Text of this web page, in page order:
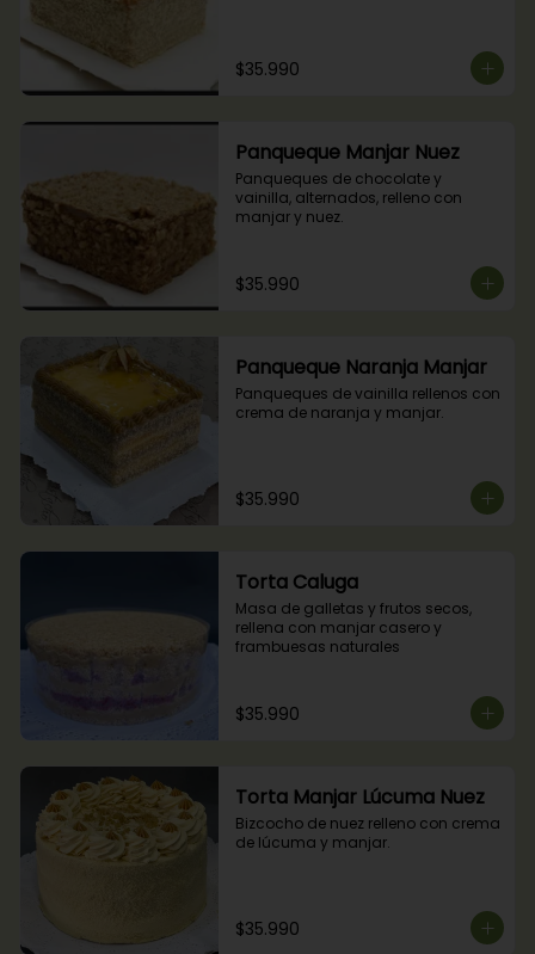
$35.990
Panqueque Manjar Nuez
Panqueques de chocolate y
vainilla, alternados, relleno con
manjar y nuez.
$35.990
Panqueque Naranja Manjar
Panqueques de vainilla rellenos con
crema de naranja y manjar.
$35.990
Torta Caluga
Masa de galletas y frutos secos,
rellena con manjar casero y
frambuesas naturales
$35.990
Torta Manjar Lúcuma Nuez
Bizcocho de nuez relleno con crema
de lúcuma y manjar.
$35.990